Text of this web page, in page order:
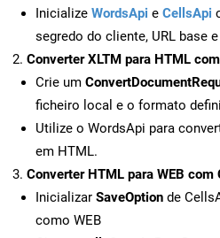
Inicialize WordsApi e CellsApi
segredo do cliente, URL base
Converter XLTM para HTML
Crie um
ficheiro local e o formato
Utilize o WordsApi para
em HTML.
Converter HTML para WEB com
Inicializar SaveOption de
como WEB